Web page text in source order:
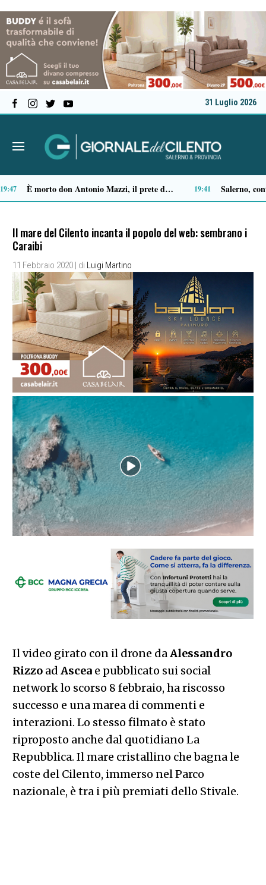
31 Luglio 2026
Castellabate, Spinelli e Di Luccia uniscono le forze in vista delle comunali 2027 13:32 Ascea, Pietro D’Angiolillo: «La nuova giunta guarda al futuro, con gli occhi del passato» 13:11
Il mare del Cilento incanta il popolo del web: sembrano i
Caraibi
11 Febbraio 2020 | di Luigi Martino
Il video girato con il drone daAlessandro
Rizzo ad Asceae pubblicato sui social
network lo scorso 8 febbraio, ha riscosso
successo e una marea di commenti e
interazioni. Lo stesso filmato è stato
riproposto anche dal quotidiano La
Repubblica. Il mare cristallino che bagna le
coste del Cilento, immerso nel Parco
nazionale, è tra i più premiati dello Stivale.